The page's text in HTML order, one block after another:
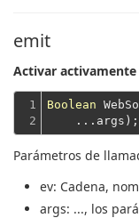
emit
Activar
1
2
Boolean
    ...args);
Parámetros de
ev: Cadena,
args: ..., los